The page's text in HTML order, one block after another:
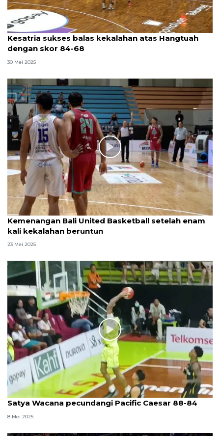
Kesatria sukses balas kekalahan atas Hangtuah
dengan skor 84-68
30 Mei 2025
Kemenangan Bali United Basketball setelah enam
kali kekalahan beruntun
23 Mei 2025
Satya Wacana pecundangi Pacific Caesar 88-84
8 Mei 2025